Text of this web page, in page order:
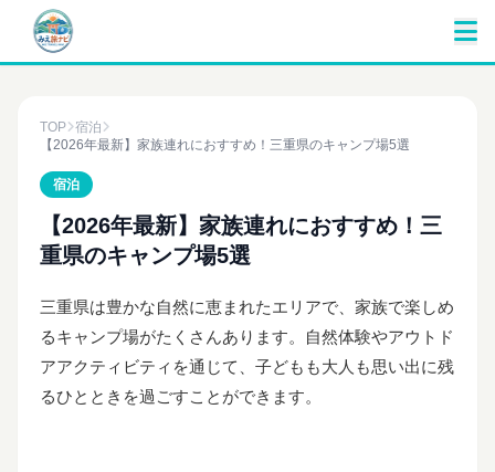
TOP 宿泊
【2026年最新】家族連れにおすすめ！三重県のキャンプ場5選
宿泊
【2026年最新】家族連れにおすすめ！三
重県のキャンプ場5選
三重県は豊かな自然に恵まれたエリアで、家族で楽しめ
るキャンプ場がたくさんあります。自然体験やアウトド
アアクティビティを通じて、子どもも大人も思い出に残
るひとときを過ごすことができます。